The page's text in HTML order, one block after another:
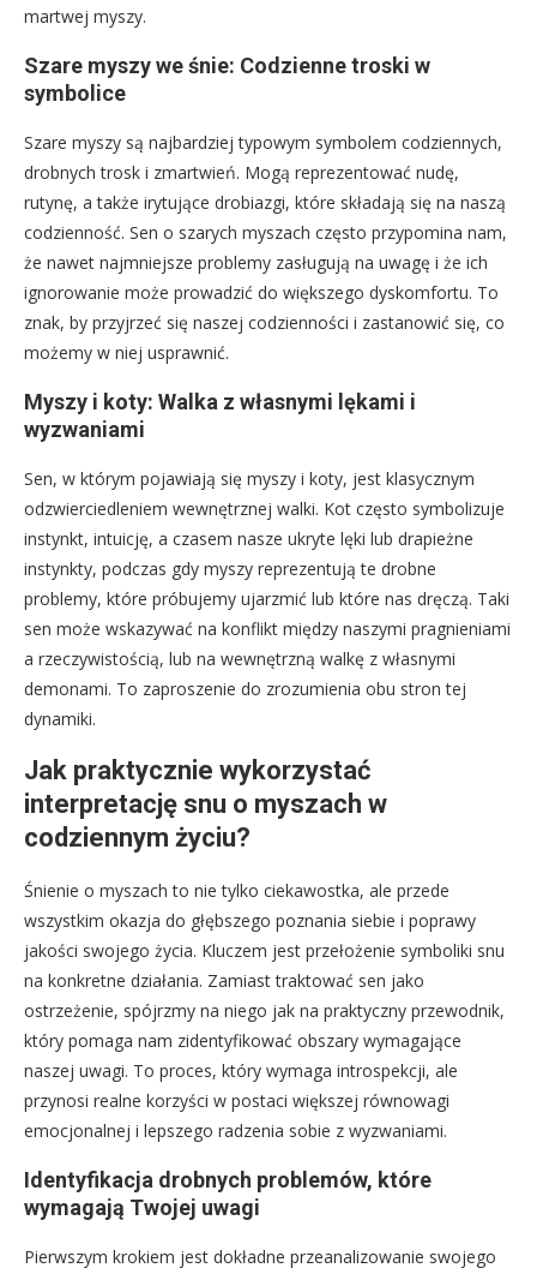
martwej myszy.
Szare myszy we śnie: Codzienne troski w
symbolice
Szare myszy są najbardziej typowym symbolem codziennych,
drobnych trosk i zmartwień. Mogą reprezentować nudę,
rutynę, a także irytujące drobiazgi, które składają się na naszą
codzienność. Sen o szarych myszach często przypomina nam,
że nawet najmniejsze problemy zasługują na uwagę i że ich
ignorowanie może prowadzić do większego dyskomfortu. To
znak, by przyjrzeć się naszej codzienności i zastanowić się, co
możemy w niej usprawnić.
Myszy i koty: Walka z własnymi lękami i
wyzwaniami
Sen, w którym pojawiają się myszy i koty, jest klasycznym
odzwierciedleniem wewnętrznej walki. Kot często symbolizuje
instynkt, intuicję, a czasem nasze ukryte lęki lub drapieżne
instynkty, podczas gdy myszy reprezentują te drobne
problemy, które próbujemy ujarzmić lub które nas dręczą. Taki
sen może wskazywać na konflikt między naszymi pragnieniami
a rzeczywistością, lub na wewnętrzną walkę z własnymi
demonami. To zaproszenie do zrozumienia obu stron tej
dynamiki.
Jak praktycznie wykorzystać
interpretację snu o myszach w
codziennym życiu?
Śnienie o myszach to nie tylko ciekawostka, ale przede
wszystkim okazja do głębszego poznania siebie i poprawy
jakości swojego życia. Kluczem jest przełożenie symboliki snu
na konkretne działania. Zamiast traktować sen jako
ostrzeżenie, spójrzmy na niego jak na praktyczny przewodnik,
który pomaga nam zidentyfikować obszary wymagające
naszej uwagi. To proces, który wymaga introspekcji, ale
przynosi realne korzyści w postaci większej równowagi
emocjonalnej i lepszego radzenia sobie z wyzwaniami.
Identyfikacja drobnych problemów, które
wymagają Twojej uwagi
Pierwszym krokiem jest dokładne przeanalizowanie swojego